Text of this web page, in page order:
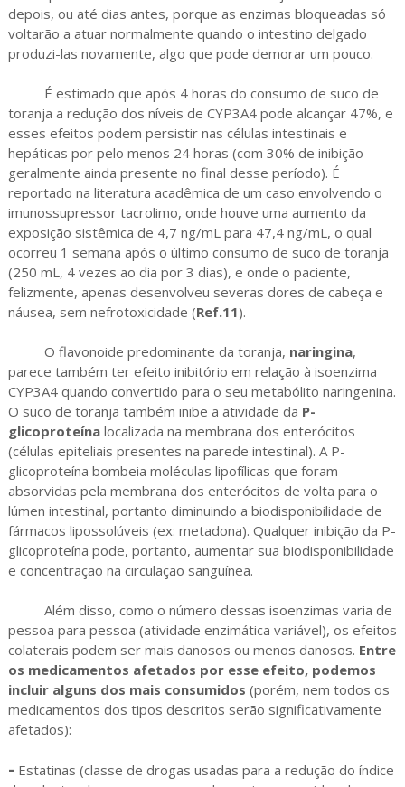
depois, ou até dias antes, porque as enzimas bloqueadas só
voltarão a atuar normalmente quando o intestino delgado
produzi-las novamente, algo que pode demorar um pouco.
É estimado que após 4 horas do consumo de suco de
toranja a redução dos níveis de CYP3A4 pode alcançar 47%, e
esses efeitos podem persistir nas células intestinais e
hepáticas por pelo menos 24 horas (com 30% de inibição
geralmente ainda presente no final desse período). É
reportado na literatura acadêmica de um caso envolvendo o
imunossupressor tacrolimo, onde houve uma aumento da
exposição sistêmica de 4,7 ng/mL para 47,4 ng/mL, o qual
ocorreu 1 semana após o último consumo de suco de toranja
(250 mL, 4 vezes ao dia por 3 dias), e onde o paciente,
felizmente, apenas desenvolveu severas dores de cabeça e
náusea, sem nefrotoxicidade (Ref.11).
O flavonoide predominante da toranja, naringina,
parece também ter efeito inibitório em relação à isoenzima
CYP3A4 quando convertido para o seu metabólito naringenina.
O suco de toranja também inibe a atividade da P-
glicoproteínalocalizada na membrana dos enterócitos
(células epiteliais presentes na parede intestinal). A P-
glicoproteína bombeia moléculas lipofílicas que foram
absorvidas pela membrana dos enterócitos de volta para o
lúmen intestinal, portanto diminuindo a biodisponibilidade de
fármacos lipossolúveis (ex: metadona). Qualquer inibição da P-
glicoproteína pode, portanto, aumentar sua biodisponibilidade
e concentração na circulação sanguínea.
Além disso, como o número dessas isoenzimas varia de
pessoa para pessoa (atividade enzimática variável), os efeitos
colaterais podem ser mais danosos ou menos danosos. Entre
os medicamentos afetados por esse efeito, podemos
incluir alguns dos mais consumidos (porém, nem todos os
medicamentos dos tipos descritos serão significativamente
afetados):
- Estatinas (classe de drogas usadas para a redução do índice